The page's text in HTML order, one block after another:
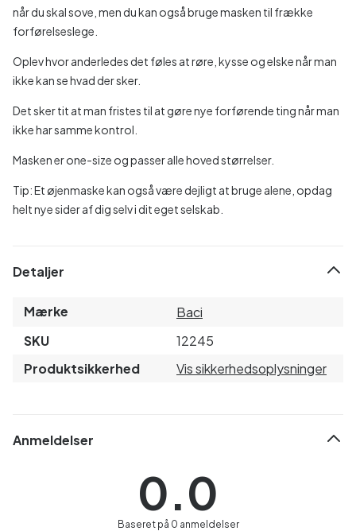
når du skal sove, men du kan også bruge masken til frække
forførelseslege.
Oplev hvor anderledes det føles at røre, kysse og elske når man
ikke kan se hvad der sker.
Det sker tit at man fristes til at gøre nye forførende ting når man
ikke har samme kontrol.
Masken er one-size og passer alle hoved størrelser.
Tip: Et øjenmaske kan også være dejligt at bruge alene, opdag
helt nye sider af dig selv i dit eget selskab.
Detaljer
Mærke
Baci
SKU
12245
Produktsikkerhed
Vis sikkerhedsoplysninger
Anmeldelser
0.0
Baseret på 0 anmeldelser